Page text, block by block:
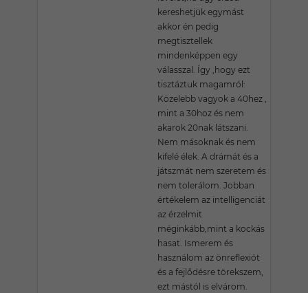
kereshetjük egymást
akkor én pedig
megtisztellek
mindenképpen egy
válasszal. Így ,hogy ezt
tisztáztuk magamról:
Közelebb vagyok a 40hez ,
mint a 30hoz és nem
akarok 20nak látszani.
Nem másoknak és nem
kifelé élek. A drámát és a
játszmát nem szeretem és
nem tolerálom. Jobban
értékelem az intelligenciát
az érzelmit
méginkább,mint a kockás
hasat. Ismerem és
használom az önreflexiót
és a fejlődésre törekszem,
ezt mástól is elvárom.